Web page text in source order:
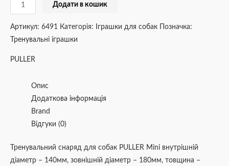
Додати в кошик
Артикул: 6491 Категорія: Іграшки для собак
Позначка:
Тренувальні іграшки
PULLER
Опис
Додаткова інформація
Brand
Відгуки (0)
Тренувальний снаряд для собак PULLER Мini внутрішній
діаметр – 140мм, зовнішній діаметр – 180мм, товщина –